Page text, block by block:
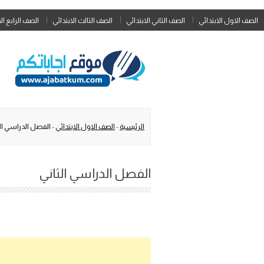
الصف الاول الابتدائي الصف الثاني الابتدائي الصف الثالث الابتدائي الصف الرابع
الرئيسية - الصف الاول الابتدائي - الفصل الدراسي
الفصل الدراسي الثاني